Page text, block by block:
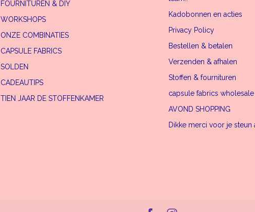
FOURNITUREN & DIY
WORKSHOPS
ONZE COMBINATIES
CAPSULE FABRICS
SOLDEN
CADEAUTIPS
TIEN JAAR DE STOFFENKAMER
Kadobonnen en acties
Privacy Policy
Bestellen & betalen
Verzenden & afhalen
Stoffen & fournituren
capsule fabrics wholesale
AVOND SHOPPING
Dikke merci voor je steun